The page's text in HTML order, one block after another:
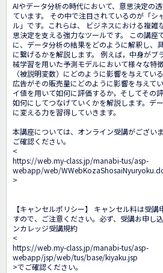
AIやデータ分析の時代において、意思決定の
ています。 その中で注目されているのが「シ
ル」です。これらは、 ビジネスにおける複雑
思決定を支える強力なツールです。 この講座
に、データ分析の結果をどのように解釈し、
に繋げるかを解説します。 例えば，中身がブ
械学習を用いた予測モデルにおいて様々な特
（被説明変数）にどのように影響を与えてい
広告がその販売量にどのように影響を与えて
イ値を用いて如何に評価するか，そしてその
如何にしてつなげていくかを解説します。デ
に変える力を習得していきます。
本講座については、オンライン受講がござい
ご確認ください。
<
https://web.my-class.jp/manabi-tus/asp-
webapp/web/
>
【キャンセルポリシー】 キャンセル料は受
すので、ご注意ください。必ず、受講お申し
ンカレッジ受講規約
<
https://web.my-class.jp/manabi-tus/asp-
webapp/jsp/web/tus/base/kiyaku.jsp
>でご確認ください。